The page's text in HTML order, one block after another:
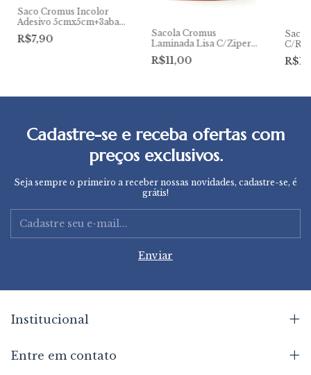
Saco Cromus Incolor
Adesivo 5cmx5cm+3aba
Pct/100 Unds
R$7,90
Sacola Cromus
Laminada Lisa C/Ziper
46cmx43cm+5cm
R$11,00
C/
Cadastre-se e receba ofertas com
preços exclusivos.
Seja sempre o primeiro a receber nossas novidades, cadastre-se, é
grátis!
Institucional
Entre em contato